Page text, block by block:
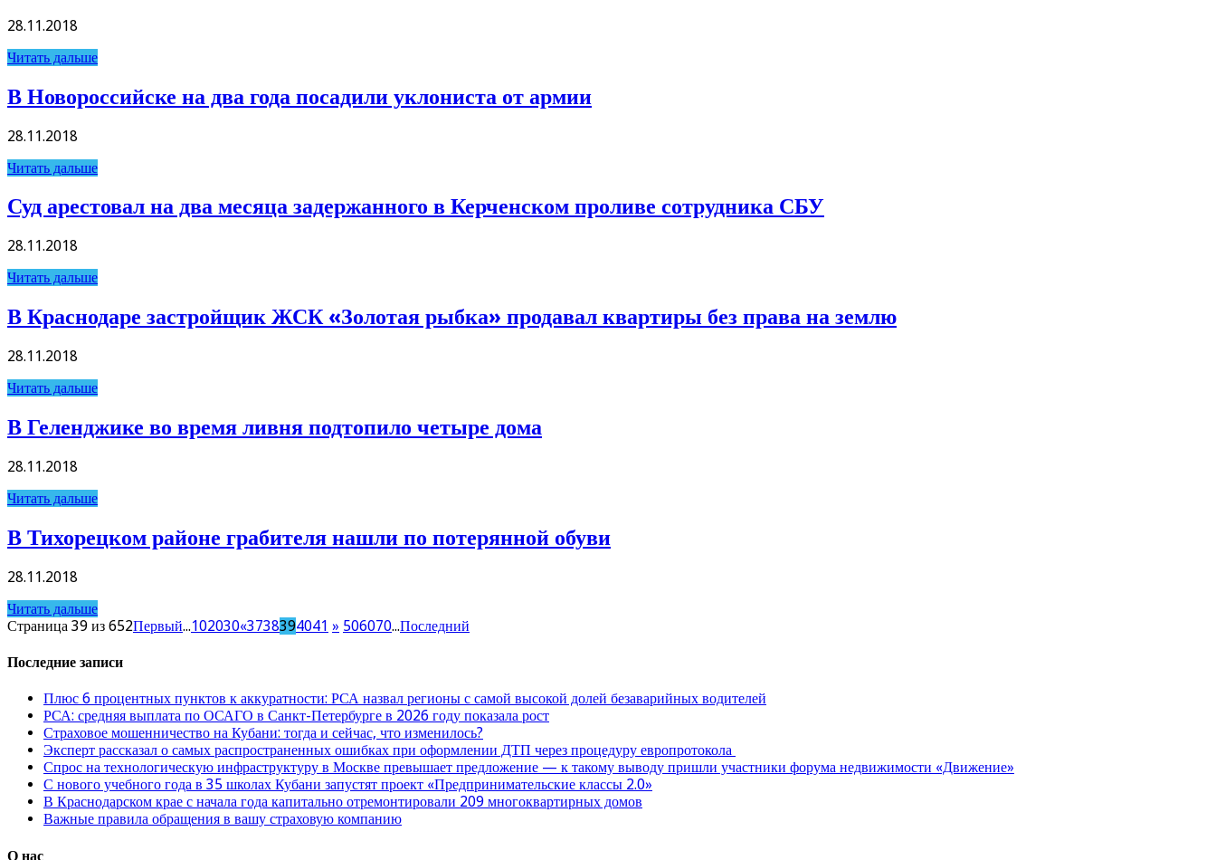
28.11.2018
Читать дальше
В Новороссийске на два года посадили уклониста от армии
28.11.2018
Читать дальше
Суд арестовал на два месяца задержанного в Керченском проливе сотрудника СБУ
28.11.2018
Читать дальше
В Краснодаре застройщик ЖСК «Золотая рыбка» продавал квартиры без права на землю
28.11.2018
Читать дальше
В Геленджике во время ливня подтопило четыре дома
28.11.2018
Читать дальше
В Тихорецком районе грабителя нашли по потерянной обуви
28.11.2018
Читать дальше
Страница 39 из 652Первый...102030«3738394041 » 506070...Последний
Последние записи
Плюс 6 процентных пунктов к аккуратности: РСА назвал регионы с самой высокой долей безаварийных водителей
РСА: средняя выплата по ОСАГО в Санкт-Петербурге в 2026 году показала рост
Страховое мошенничество на Кубани: тогда и сейчас, что изменилось?
Эксперт рассказал о самых распространенных ошибках при оформлении ДТП через процедуру европротокола
Спрос на технологическую инфраструктуру в Москве превышает предложение — к такому выводу пришли участники форума недвижимости «Движение»
С нового учебного года в 35 школах Кубани запустят проект «Предпринимательские классы 2.0»
В Краснодарском крае с начала года капитально отремонтировали 209 многоквартирных домов
Важные правила обращения в вашу страховую компанию
О нас